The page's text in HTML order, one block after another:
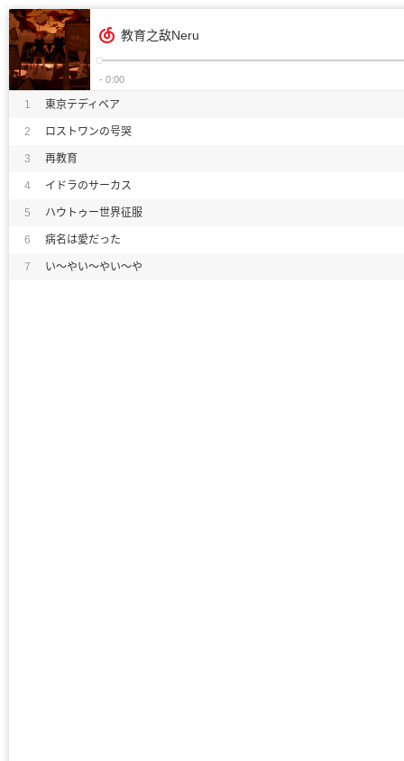
教育之敌Neru
- 0:00
1 東京テディベア
2 ロストワンの号哭
3 再教育
4 イドラのサーカス
5 ハウトゥー世界征服
6 病名は愛だった
7 い～やい～やい～や